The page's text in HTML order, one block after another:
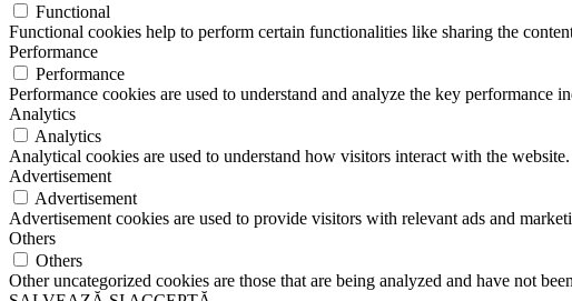
Functional
Functional cookies help to perform certain functionalities like sharing the
Performance
Performance
Performance cookies are used to understand and analyze the key
Analytics
Analytics
Analytical cookies are used to understand how visitors interact with the
Advertisement
Advertisement
Advertisement cookies are used to provide visitors with relevant ads and
Others
Others
Other uncategorized cookies are those that are being analyzed and have not